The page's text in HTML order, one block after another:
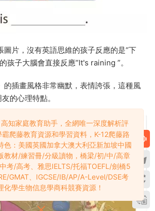
圖片，沒有英語思維的孩子反應的是“下
孩子大腦會直接反應“It's raining ”。
的插畫風格非常幽默，表情誇張，這種風
的心理特點。
知家庭教育助手，全網唯一深度解析評
爬藤教育資源和學習資料，K-12爬藤路
色：美國英國加拿大澳大利亞新加坡中國
教材/練習冊/分級讀物，橋梁/初/中/高章
考/高考、雅思IELTS/托福TOEFL/劍橋5
GMAT、IGCSE/IB/AP/A-Level/DSE考
化學生物信息學商科競賽資源！